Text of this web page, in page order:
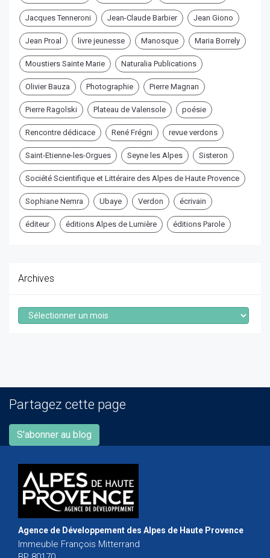
Jacques Tenneroni Jean-Claude Barbier Jean Giono
Jean Proal livre jeunesse Manosque Maria Borrely
Moustiers Sainte Marie Naturalia Publications
Olivier Bauza Photographie Pierre Magnan
Pierre Ragolski Plateau de Valensole poésie
Rencontre dédicace René Frégni revue verdons
Saint-Etienne-les-Orgues Seyne les Alpes Sisteron
Société Scientifique et Littéraire des Alpes de Haute Provence
Sophiane Nemra Ubaye Verdon écrivain
éditeur éditions Alpes de Lumière éditions Parole
Archives
Archives
Partagez cette page
S'abonner au blog
Agence de Développement des Alpes de Haute Provence
Immeuble François Mitterrand